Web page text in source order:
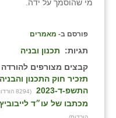
מי שהוסמך על ידה.
פורסם ב- מאמרים
תגיות:
תכנון ובניה
קבצים מצורפים להורדה
תזכיר חוק התכנון
התשפ-ד-2023
(8294 הורדות)
מכתבו של עו״ד